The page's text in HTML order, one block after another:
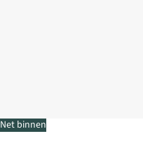
Net binnen